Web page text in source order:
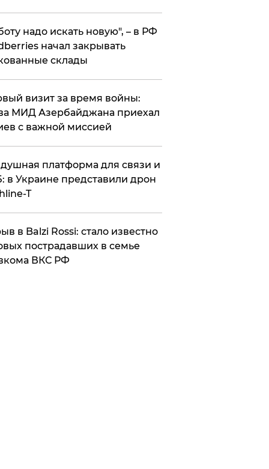
надо искать новую", – в РФ
начал закрывать
склады
визит за время войны:
МИД Азербайджана приехал
с важной миссией
платформа для связи и
в Украине представили дрон
T
в Balzi Rossi: стало известно
пострадавших в семье
ВКС РФ